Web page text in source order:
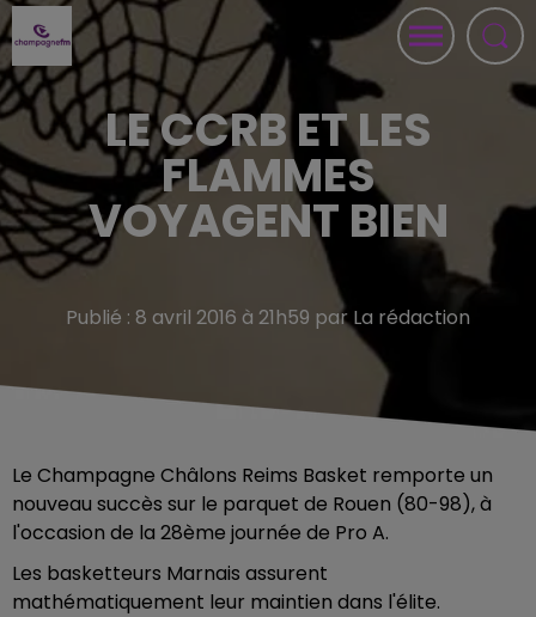
LE CCRB ET LES
FLAMMES
VOYAGENT BIEN
Publié : 8 avril 2016 à 21h59 par La rédaction
Le Champagne Châlons Reims Basket remporte un
nouveau succès sur le parquet de Rouen (80-98), à
l'occasion de la 28ème journée de Pro A.
Les basketteurs Marnais assurent
mathématiquement leur maintien dans l'élite.